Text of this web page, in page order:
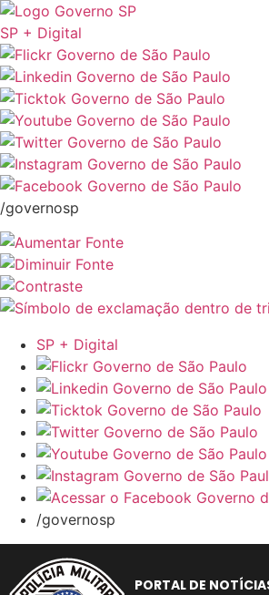
SP + Digital
/governosp
SP + Digital
/governosp
PORTAL DE